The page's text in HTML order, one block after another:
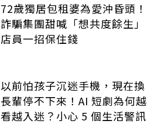
72歲獨居包租婆為愛沖昏頭！
詐騙集團甜喊「想共度餘生」
店員一招保住錢
以前怕孩子沉迷手機，現在換
長輩停不下來！AI 短劇為何越
看越入迷？小心 5 個生活警訊